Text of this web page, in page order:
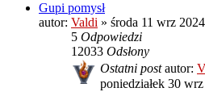
Gupi pomysł
autor: Valdi » środa 11 wrz
5 Odpowiedzi
12033 Odsłony
Ostatni postautor:
poniedziałek 30